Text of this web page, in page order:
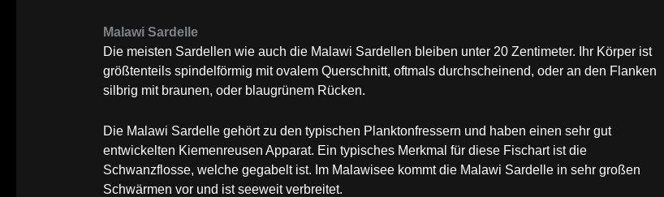
Malawi Sardelle
Die meisten Sardellen wie auch die Malawi Sardellen bleiben unter 20 Zentimeter. Ihr Körper ist
größtenteils spindelförmig mit ovalem Querschnitt, oftmals durchscheinend, oder an den Flanken
silbrig mit braunen, oder blaugrünem Rücken.
Die Malawi Sardelle gehört zu den typischen Planktonfressern und haben einen sehr gut
entwickelten Kiemenreusen Apparat. Ein typisches Merkmal für diese Fischart ist die
Schwanzflosse, welche gegabelt ist. Im Malawisee kommt die Malawi Sardelle in sehr großen
Schwärmen vor und ist seeweit verbreitet.